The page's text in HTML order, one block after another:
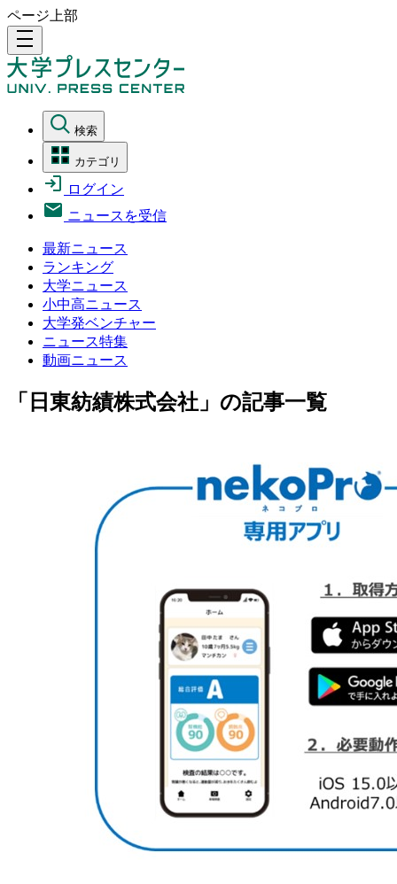
ページ上部
density_medium
検索
カテゴリ
ログイン
ニュースを受信
最新ニュース
ランキング
大学ニュース
小中高ニュース
大学発ベンチャー
ニュース特集
動画ニュース
「日東紡績株式会社」の記事一覧